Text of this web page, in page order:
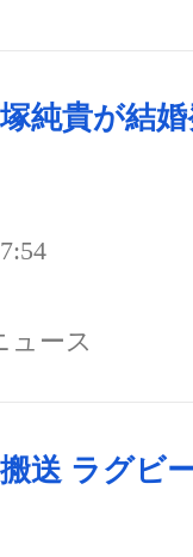
純貴が結
ュース
送 ラグビ